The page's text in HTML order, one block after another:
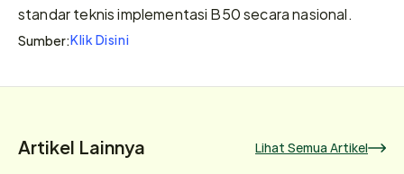
standar teknis implementasi B50 secara nasional.
Sumber:Klik Disini
Artikel Lainnya Lihat Semua Artikel